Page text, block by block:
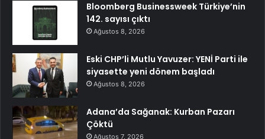
Bloomberg Businessweek Türkiye’nin
142. sayısı çıktı
Ağustos 8, 2026
Eski CHP’li Mutlu Yavuzer: YENİ Parti ile
siyasette yeni dönem başladı
Ağustos 8, 2026
Adana’da Sağanak: Kurban Pazarı
Çöktü
Ağustos 7, 2026